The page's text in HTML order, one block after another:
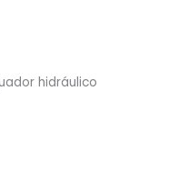
hidráulico